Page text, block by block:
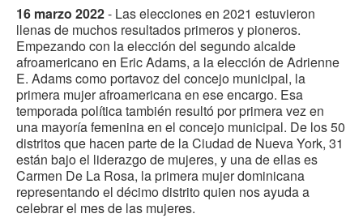
16 marzo 2022- Las elecciones en 2021 estuvieron
llenas de muchos resultados primeros y pioneros.
Empezando con la elección del segundo alcalde
afroamericano en Eric Adams, a la elección de Adrienne
E. Adams como portavoz del concejo municipal, la
primera mujer afroamericana en ese encargo. Esa
temporada política también resultó por primera vez en
una mayoría femenina en el concejo municipal. De los 50
distritos que hacen parte de la Ciudad de Nueva York, 31
están bajo el liderazgo de mujeres, y una de ellas es
Carmen De La Rosa, la primera mujer dominicana
representando el décimo distrito quien nos ayuda a
celebrar el mes de las mujeres.